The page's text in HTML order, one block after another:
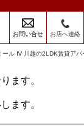
お問い合せ お店へ連絡
ール Ⅳ 川越の2LDK賃貸アパ
ます。
ます。